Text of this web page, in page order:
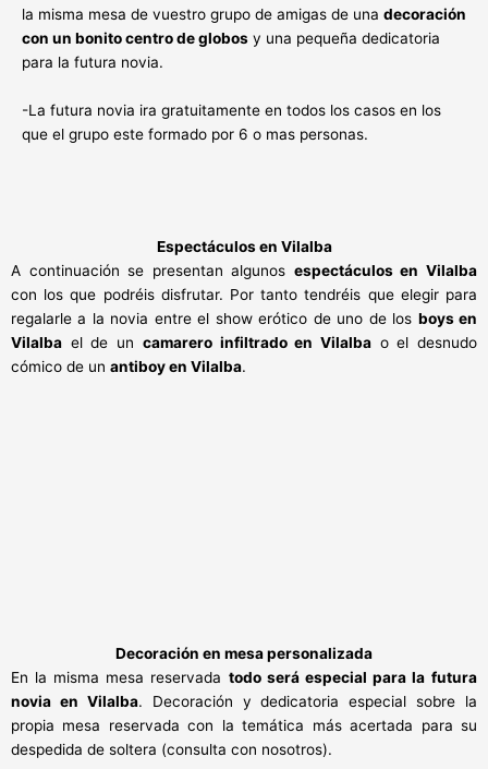
la misma mesa de vuestro grupo de amigas de una decoración
con un bonito centro de globos y una pequeña dedicatoria
para la futura novia.
-La futura novia ira gratuitamente en todos los casos en los
que el grupo este formado por 6 o mas personas.
Espectáculos en Vilalba
A continuación se presentan algunos espectáculos en Vilalba
con los que podréis disfrutar. Por tanto tendréis que elegir para
regalarle a la novia entre el show erótico de uno de los boys en
Vilalba el de un camarero infiltrado en Vilalbao el desnudo
cómico de un antiboy en Vilalba.
Decoración en mesa personalizada
En la misma mesa reservada todo será especial para la futura
novia en Vilalba. Decoración y dedicatoria especial sobre la
propia mesa reservada con la temática más acertada para su
despedida de soltera (consulta con nosotros).